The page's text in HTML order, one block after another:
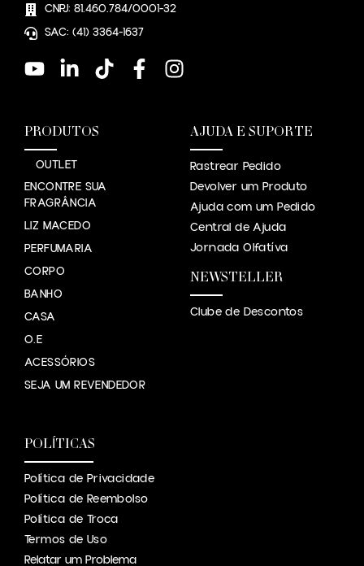
CNPJ: 81.460.784/0001-32
SAC: (41) 3364-1637
PRODUTOS
OUTLET
ENCONTRE SUA
FRAGRÂNCIA
LIZ MACEDO
PERFUMARIA
CORPO
BANHO
CASA
O.E
ACESSÓRIOS
SEJA UM REVENDEDOR
AJUDA E SUPORTE
Rastrear Pedido
Devolver um Produto
Ajuda com um Pedido
Central de Ajuda
Jornada Olfatíva
NEWSTELLER
Clube de Descontos
POLÍTICAS
Política de Privacidade
Política de Reembolso
Política de Troca
Termos de Uso
Relatar um Problema